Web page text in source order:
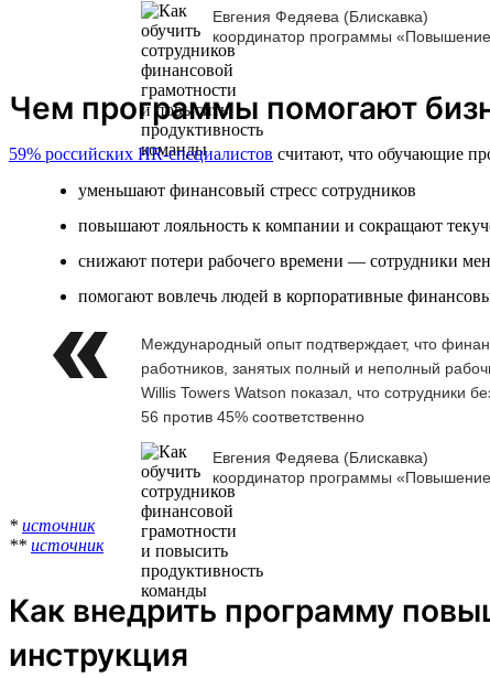
Евгения Федяева (Блискавка)
координатор программы
Чем программы помогают
59% российских HR-специалистов считают, что обучающие
уменьшают финансовый стресс сотрудников
повышают лояльность к компании и сокращают
снижают потери рабочего времени — сотрудники
помогают вовлечь людей в корпоративные
Международный опыт подтверждает, что
работников, занятых полный и неполный
Willis Towers Watson показал, что сотрудники
56 против 45% соответственно
Евгения Федяева (Блискавка)
координатор программы
* источник
** источник
Как внедрить программу
инструкция